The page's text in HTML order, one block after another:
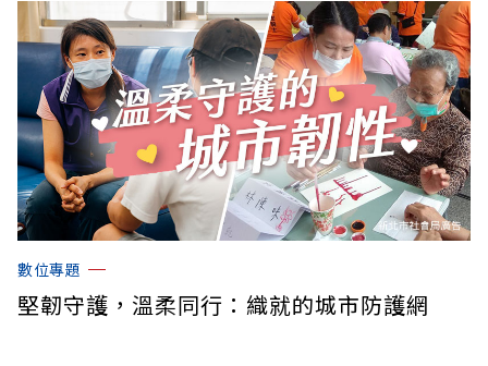
數位專題
堅韌守護，溫柔同行：織就的城市防護網